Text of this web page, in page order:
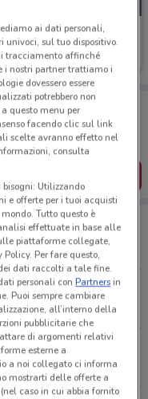
con te!
dei negozi vicino a te,
risparmio, comodamente
L’APP
ai dati personali,
sul tuo dispositivo.
tracciamento affinché
i nostri partner trattiamo i
dovessero essere
potrebbero non
questo menu per
facendo clic sul link
scelte avranno effetto nel
consulta
Utilizzando
e offerte per i tuoi acquisti
Tutto questo è
effettuate in base alle
piattaforme collegate,
Per fare questo,
dati raccolti a tale fine.
personali conPartnersin
Puoi sempre cambiare
all’interno della
pubblicitarie che
di argomenti relativi
esterne a
a noi collegato ci informa
mostrarti delle offerte a
caso in cui abbia fornito